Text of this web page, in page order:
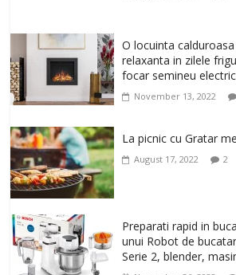
Un ten regenerat,
antirid Ivatherm
elastica.
February 6, 2026 0
O locuinta
relaxanta in zilele
focar semineu
November 13, 2022
La picnic cu Gratar
August 17, 2022 2
Preparati rapid in
unui Robot de
Serie 2, blender,